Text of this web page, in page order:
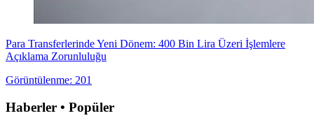
Para Transferlerinde Yeni Dönem: 400 Bin Lira Üzeri İşlemlere
Açıklama Zorunluluğu
Görüntülenme: 201
Haberler • Popüler